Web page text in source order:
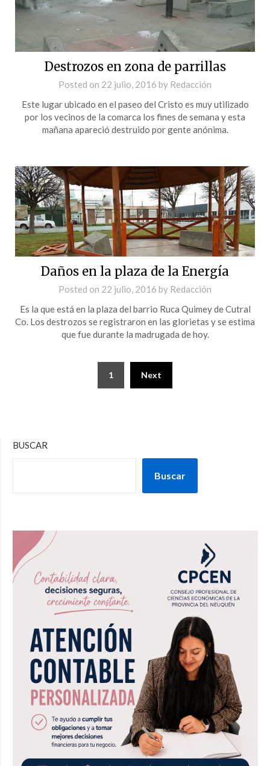
Destrozos en zona de parrillas
Posted on 22 julio, 2016 by Redacción
Este lugar ubicado en el paseo del Cristo es muy utilizado
por los vecinos de la comarca los fines de semana y esta
mañana apareció destruido por gente anónima.
Daños en la plaza de la Energía
Posted on 22 julio, 2016 by Redacción
Es la que está en la plaza del barrio Ruca Quimey de Cutral
Co. Los destrozos se registraron en las glorietas y se estima
que fue durante la madrugada de hoy.
1 Next
BUSCAR
Buscar